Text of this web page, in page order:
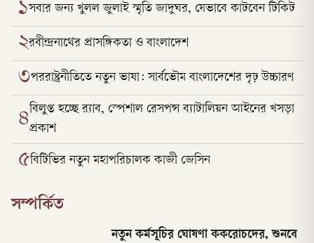
১সবার জন্য খুলল জুলাই স্মৃতি জাদুঘর, যেভাবে কাটবেন টিকিট
২রবীন্দ্রনাথের প্রাসঙ্গিকতা ও বাংলাদেশ
৩পররাষ্ট্রনীতিতে নতুন ভাষা: সার্বভৌম বাংলাদেশের দৃঢ় উচ্চারণ
৪বিলুপ্ত হচ্ছে র‍্যাব, স্পেশাল রেসপন্স ব্যাটালিয়ন আইনের খসড়া
প্রকাশ
৫বিটিভির নতুন মহাপরিচালক কাজী জেসিন
সম্পর্কিত
নতুন কর্মসূচির ঘোষণা ককরোচদের, শুনবে